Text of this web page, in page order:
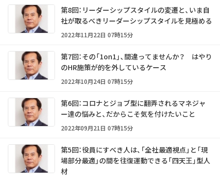
第8回：リーダーシップスタイルの変遷と、いま自
社が取るべきリーダーシップスタイルを見極める
2022年11月22日 07時15分
第7回：その「1on1」、間違ってませんか？ はやり
のHR施策が的を外しているケース
2022年10月24日 07時15分
第6回：コロナとジョブ型に翻弄されるマネジャ
ー達の悩みと、だからこそ気を付けたいこと
2022年09月21日 07時15分
第5回：役員にすべき人は、「全社最適視点」と「現
場部分最適」の間を往復運動できる「四天王」型人
材